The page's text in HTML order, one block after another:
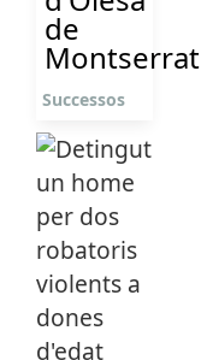
de
Montserrat
Successos